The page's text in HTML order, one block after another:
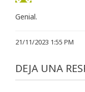
Genial.
21/11/2023 1:55 PM
DEJA UNA